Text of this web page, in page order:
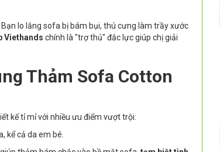
lo lắng sofa bị bám bụi, thú cưng làm trầy xước
Viethands chính là "trợ thủ" đắc lực giúp chị giải
Thảm Sofa Cotton
kế tỉ mỉ với nhiều ưu điểm vượt trội:
kể cả da em bé.